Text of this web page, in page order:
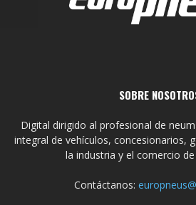
SOBRE
Digital dirigido al profesional de
integral de vehículos, concesionarios,
la industria y el comercio
Contáctanos: